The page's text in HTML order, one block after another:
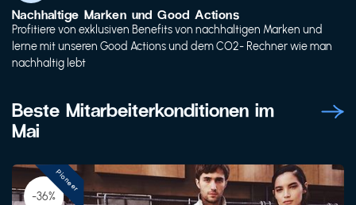
Nachhaltige Marken und Good Actions
Profitiere von exklusiven Benefits von nachhaltigen Marken und
lerne mit unseren Good Actions und dem CO2- Rechner wie man
nachhaltig lebt
Beste Mitarbeiterkonditionen im
Mai
-36%
Pioneer